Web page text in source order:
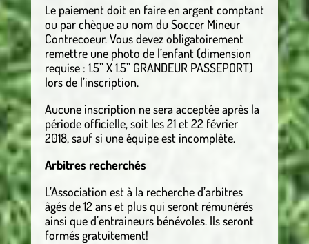
Le paiement doit en faire en argent comptant
ou par chèque au nom du Soccer Mineur
Contrecoeur. Vous devez obligatoirement
remettre une photo de l’enfant (dimension
requise : 1.5’’ X 1.5’’ GRANDEUR PASSEPORT)
lors de l’inscription.
Aucune inscription ne sera acceptée après la
période officielle, soit les 21 et 22 février
2018, sauf si une équipe est incomplète.
Arbitres recherchés
L’Association est à la recherche d’arbitres
âgés de 12 ans et plus qui seront rémunérés
ainsi que d’entraineurs bénévoles. Ils seront
formés gratuitement!